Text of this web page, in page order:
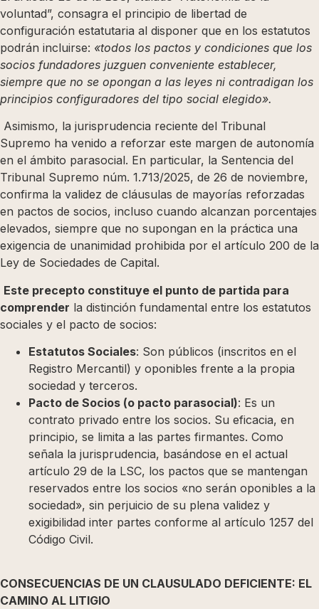
voluntad”, consagra el principio de libertad de
configuración estatutaria al disponer que en los estatutos
podrán incluirse: «todos los pactos y condiciones que los
socios fundadores juzguen conveniente establecer,
siempre que no se opongan a las leyes ni contradigan los
principios configuradores del tipo social elegido».
Asimismo, la jurisprudencia reciente del Tribunal
Supremo ha venido a reforzar este margen de autonomía
en el ámbito parasocial. En particular, la Sentencia del
Tribunal Supremo núm. 1.713/2025, de 26 de noviembre,
confirma la validez de cláusulas de mayorías reforzadas
en pactos de socios, incluso cuando alcanzan porcentajes
elevados, siempre que no supongan en la práctica una
exigencia de unanimidad prohibida por el artículo 200 de la
Ley de Sociedades de Capital.
Este precepto constituye el punto de partida para
comprender la distinción fundamental entre los estatutos
sociales y el pacto de socios:
Estatutos Sociales: Son públicos (inscritos en el
Registro Mercantil) y oponibles frente a la propia
sociedad y terceros.
Pacto de Socios (o pacto parasocial): Es un
contrato privado entre los socios. Su eficacia, en
principio, se limita a las partes firmantes. Como
señala la jurisprudencia, basándose en el actual
artículo 29 de la LSC, los pactos que se mantengan
reservados entre los socios «no serán oponibles a la
sociedad», sin perjuicio de su plena validez y
exigibilidad inter partes conforme al artículo 1257 del
Código Civil.
CONSECUENCIAS DE UN CLAUSULADO DEFICIENTE: EL
CAMINO AL LITIGIO